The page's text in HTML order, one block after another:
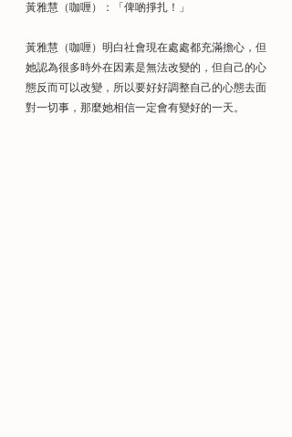
黃雅慧（咖喱）：「俾啲掙扎！」
黃雅慧（咖喱）明白社會現在處處都充滿擔心，但
她認為很多時外在因素是無法改變的，但自己的心
態反而可以改變，所以要好好調整自己的心態去面
對一切事，那麼她相信一定會有變好的一天。